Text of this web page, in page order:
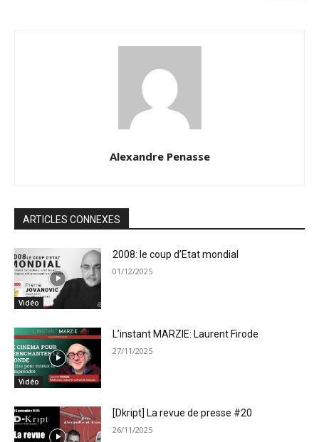
Alexandre Penasse
ARTICLES CONNEXES
Vidéo
2008: le coup d’Etat mondial
01/12/2025
Vidéo
L’instant MARZIE: Laurent Firode
27/11/2025
[Dkript] La revue de presse #20
26/11/2025